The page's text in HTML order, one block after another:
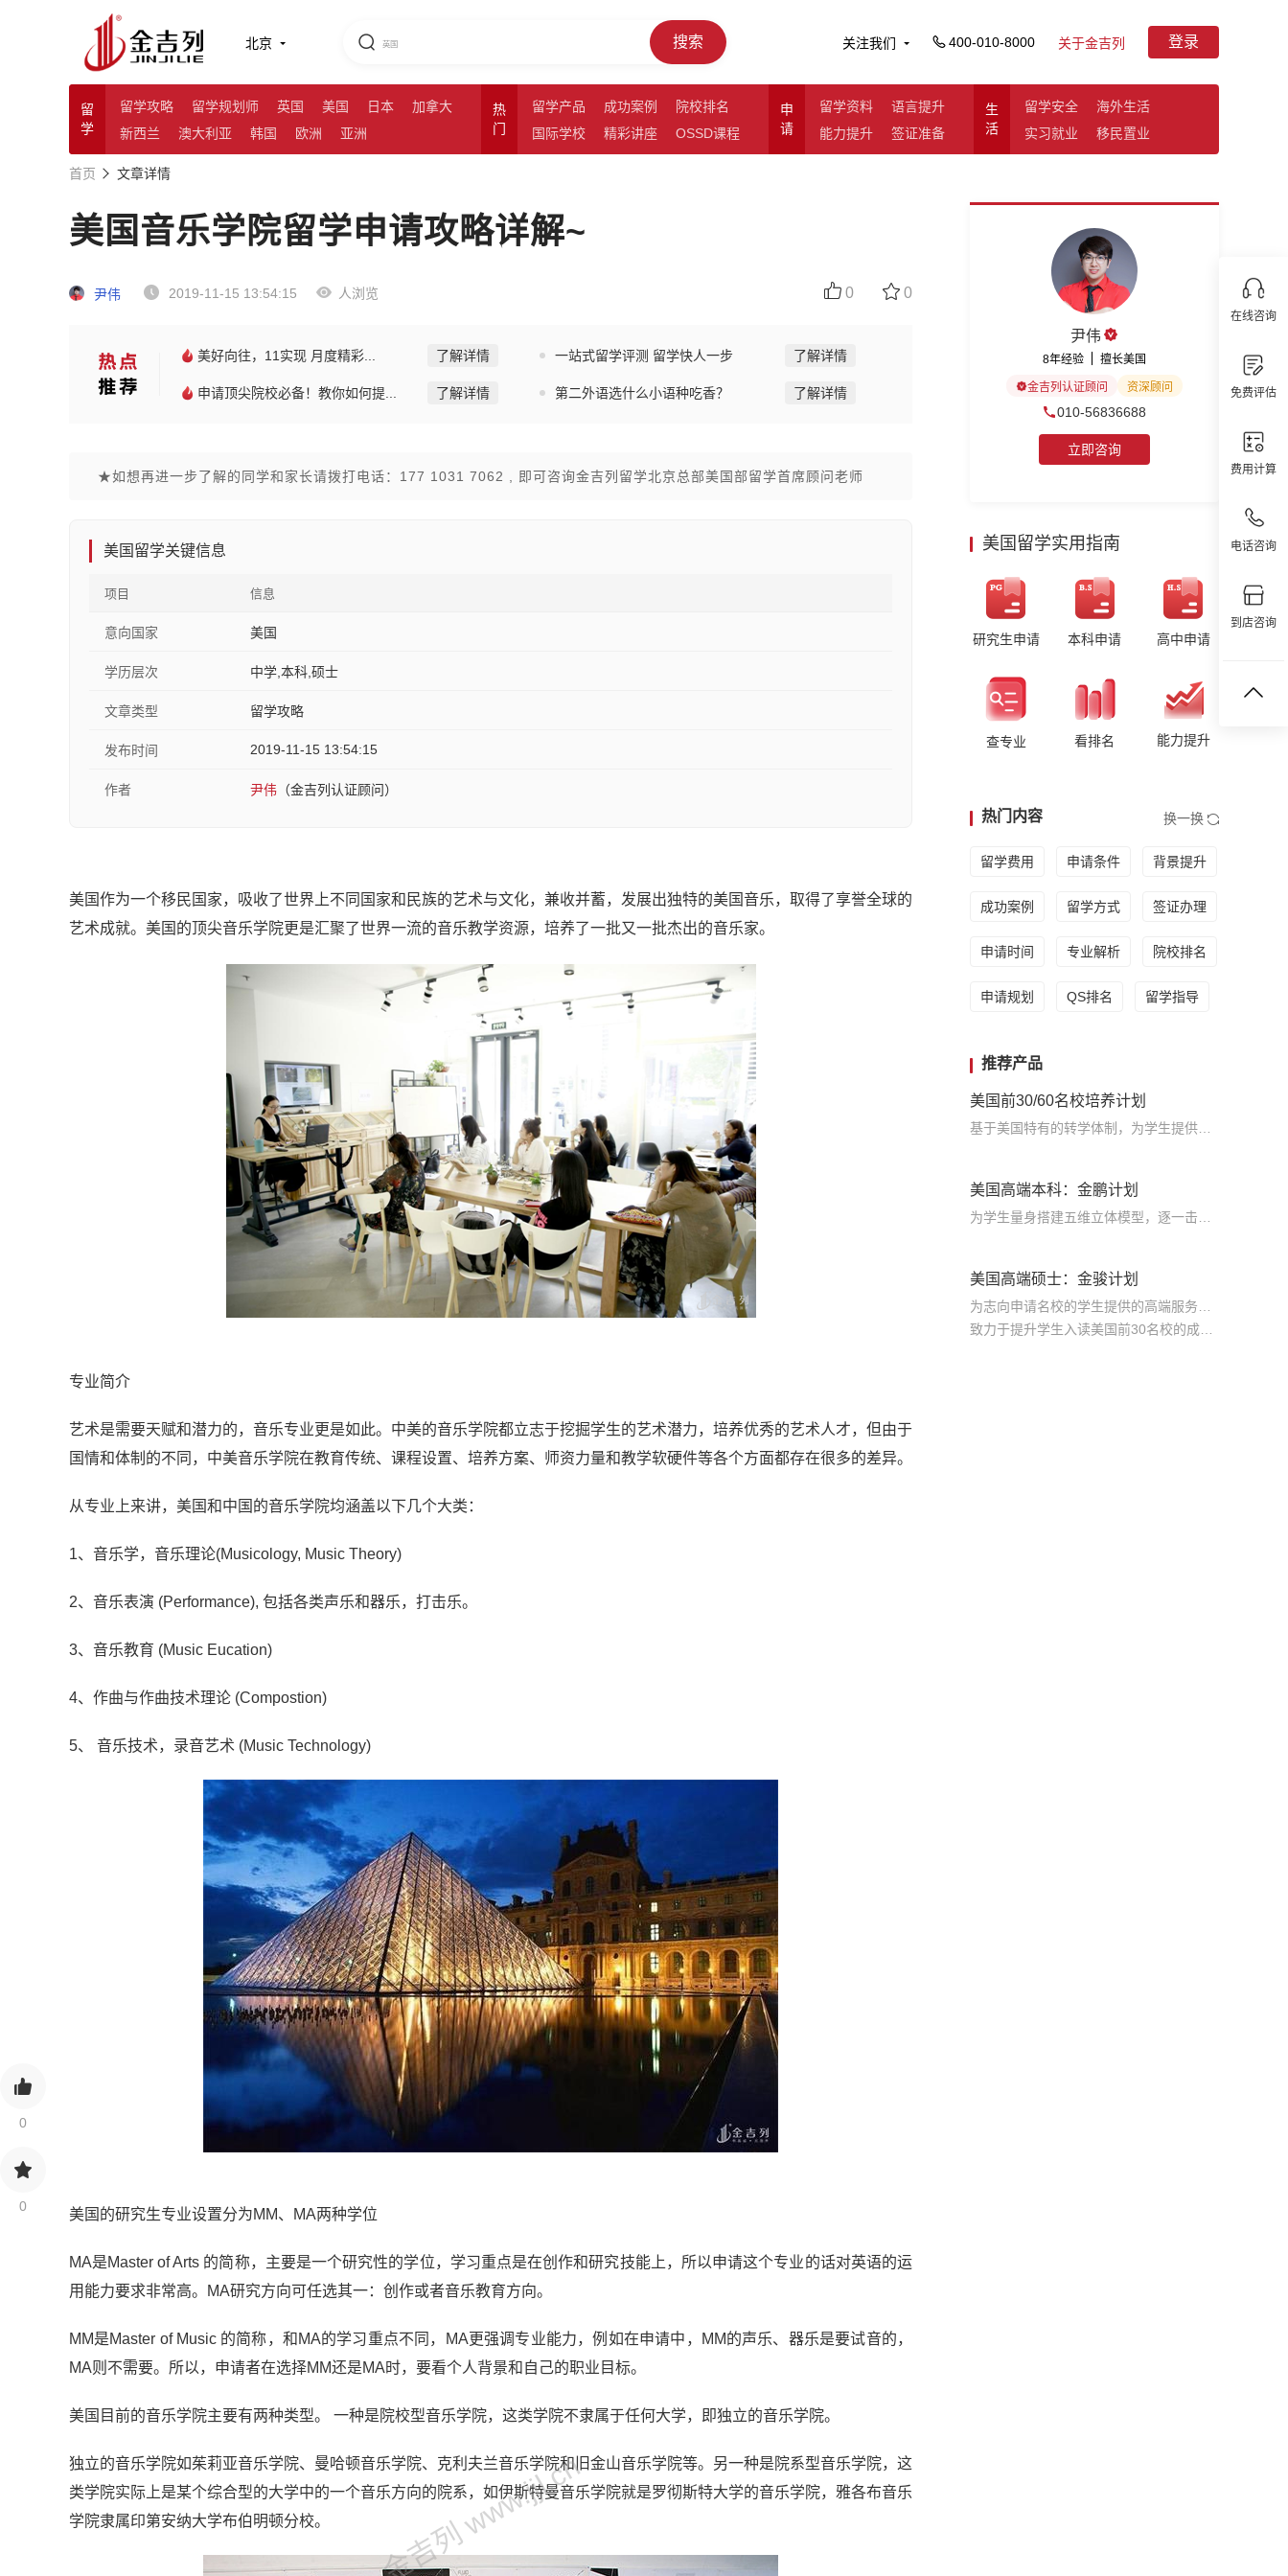
北京 搜索 关注我们 400-010-8000 关于金吉列 登录
留
学
留学攻略 留学规划师 英国 美国 日本
加拿大
新西兰
澳大利亚 韩国 欧洲 亚洲
热
门
留学产品 成功案例
院校排名
国际学校
精彩讲座 OSSD课程
申
请
留学资料
语言提升
能力提升
签证准备
生
活
留学安全
海外生活
实习就业
移民置业
在线咨询
免费评估
费用计算
电话咨询
到店咨询
0
0
首页 文章详情
美国音乐学院留学申请攻略详解~
尹伟 2019-11-15 13:54:15 人浏览 0 0
美好向往，11实现 月度精彩... 了解详情 一站式留学评测 留学快人一步 了解详情
申请顶尖院校必备！教你如何提... 了解详情 第二外语选什么小语种吃香？ 了解详情
★如想再进一步了解的同学和家长请拨打电话：177 1031 7062 , 即可咨询金吉列留学北京总部美国部留学首席顾问老师
美国留学关键信息
项目 信息
意向国家 美国
学历层次 中学,本科,硕士
文章类型 留学攻略
发布时间 2019-11-15 13:54:15
作者 尹伟 （金吉列认证顾问）
美国作为一个移民国家，吸收了世界上不同国家和民族的艺术与文化，兼收并蓄，发展出独特的美国音乐，取得了享誉全球的
艺术成就。美国的顶尖音乐学院更是汇聚了世界一流的音乐教学资源，培养了一批又一批杰出的音乐家。
专业简介
艺术是需要天赋和潜力的，音乐专业更是如此。中美的音乐学院都立志于挖掘学生的艺术潜力，培养优秀的艺术人才，但由于
国情和体制的不同，中美音乐学院在教育传统、课程设置、培养方案、师资力量和教学软硬件等各个方面都存在很多的差异。
从专业上来讲，美国和中国的音乐学院均涵盖以下几个大类：
1、音乐学，音乐理论(Musicology, Music Theory)
2、音乐表演 (Performance), 包括各类声乐和器乐，打击乐。
3、音乐教育 (Music Eucation)
4、作曲与作曲技术理论 (Compostion)
5、 音乐技术，录音艺术 (Music Technology)
美国的研究生专业设置分为MM、MA两种学位
MA是Master of Arts 的简称，主要是一个研究性的学位，学习重点是在创作和研究技能上，所以申请这个专业的话对英语的运
用能力要求非常高。MA研究方向可任选其一：创作或者音乐教育方向。
MM是Master of Music 的简称，和MA的学习重点不同，MA更强调专业能力，例如在申请中，MM的声乐、器乐是要试音的，
MA则不需要。所以，申请者在选择MM还是MA时，要看个人背景和自己的职业目标。
美国目前的音乐学院主要有两种类型。 一种是院校型音乐学院，这类学院不隶属于任何大学，即独立的音乐学院。
独立的音乐学院如茱莉亚音乐学院、曼哈顿音乐学院、克利夫兰音乐学院和旧金山音乐学院等。另一种是院系型音乐学院，这
类学院实际上是某个综合型的大学中的一个音乐方向的院系，如伊斯特曼音乐学院就是罗彻斯特大学的音乐学院，雅各布音乐
学院隶属印第安纳大学布伯明顿分校。
金吉列 www.jjl.cn
尹伟
8年经验 擅长美国
金吉列认证顾问 资深顾问
010-56836688
立即咨询
美国留学实用指南
研究生申请 本科申请 高中申请
查专业 看排名 能力提升
热门内容 换一换
留学费用 申请条件 背景提升
成功案例 留学方式 签证办理
申请时间 专业解析 院校排名
申请规划 QS排名 留学指导
推荐产品
美国前30/60名校培养计划
美国高端本科：金鹏计划
美国高端硕士：金骏计划